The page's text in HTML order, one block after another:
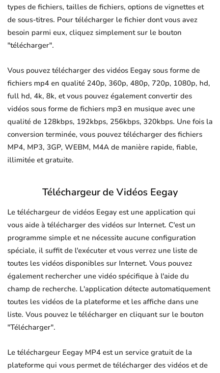
types de fichiers, tailles de fichiers, options de vignettes et
de sous-titres. Pour télécharger le fichier dont vous avez
besoin parmi eux, cliquez simplement sur le bouton
"télécharger".
Vous pouvez télécharger des vidéos Eegay sous forme de
fichiers mp4 en qualité 240p, 360p, 480p, 720p, 1080p, hd,
full hd, 4k, 8k, et vous pouvez également convertir des
vidéos sous forme de fichiers mp3 en musique avec une
qualité de 128kbps, 192kbps, 256kbps, 320kbps. Une fois la
conversion terminée, vous pouvez télécharger des fichiers
MP4, MP3, 3GP, WEBM, M4A de manière rapide, fiable,
illimitée et gratuite.
Téléchargeur de Vidéos Eegay
Le téléchargeur de vidéos Eegay est une application qui
vous aide à télécharger des vidéos sur Internet. C'est un
programme simple et ne nécessite aucune configuration
spéciale, il suffit de l'exécuter et vous verrez une liste de
toutes les vidéos disponibles sur Internet. Vous pouvez
également rechercher une vidéo spécifique à l'aide du
champ de recherche. L'application détecte automatiquement
toutes les vidéos de la plateforme et les affiche dans une
liste. Vous pouvez le télécharger en cliquant sur le bouton
"Télécharger".
Le téléchargeur Eegay MP4 est un service gratuit de la
plateforme qui vous permet de télécharger des vidéos et de